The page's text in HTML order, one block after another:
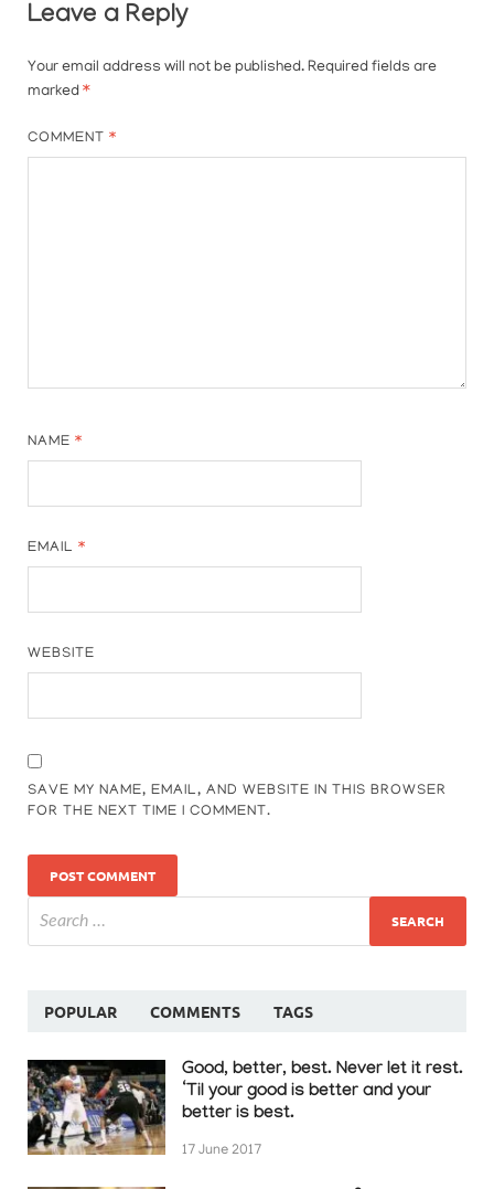
Leave a Reply
Your email address will not be published. Required fields are
marked *
COMMENT*
NAME*
EMAIL*
WEBSITE
SAVE MY NAME, EMAIL, AND WEBSITE IN THIS BROWSER
FOR THE NEXT TIME I COMMENT.
POPULAR COMMENTS TAGS
Good, better, best. Never let it rest.
‘Til your good is better and your
better is best.
17 June 2017